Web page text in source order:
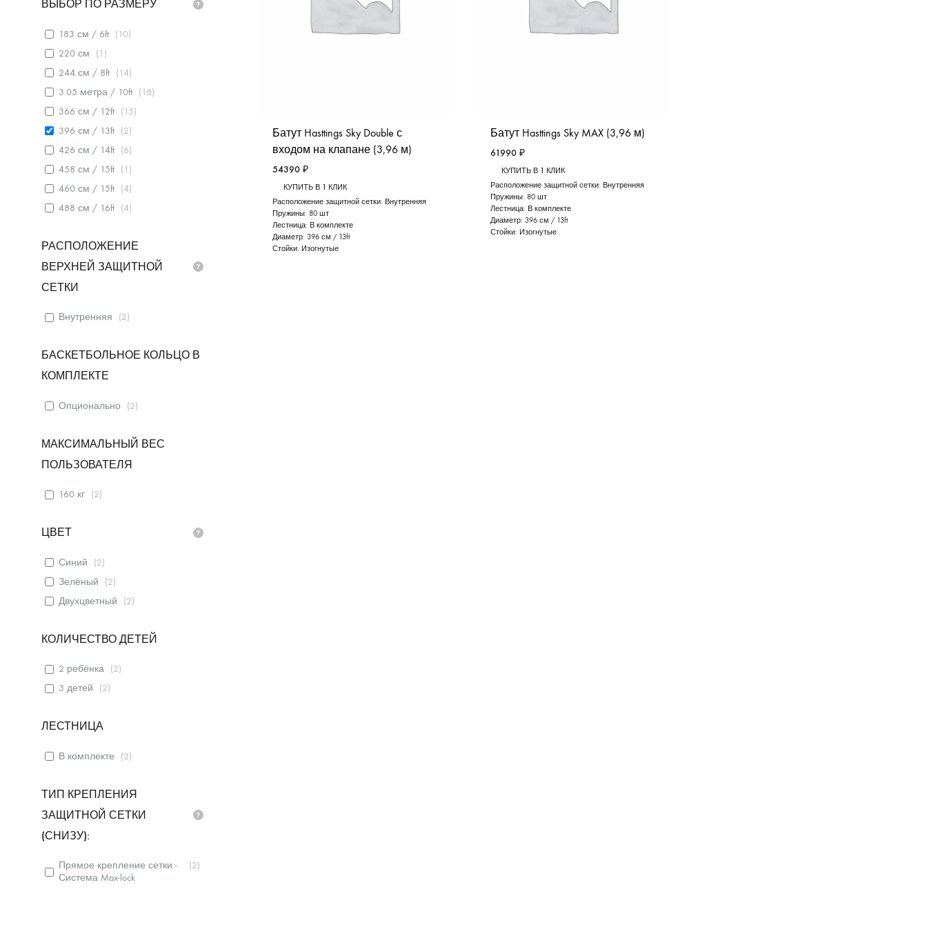
Батут Hasttings Sky Double с
входом на клапане (3,96 м)
54390 ₽
КУПИТЬ В 1 КЛИК
Расположение защитной сетки: Внутренняя
Пружины: 80 шт
Лестница: В комплекте
Диаметр: 396 см / 13ft
Стойки: Изогнутые
Батут Hasttings Sky MAX (3,96 м)
61990₽
КУПИТЬ В 1 КЛИК
Расположение защитной сетки: Внутренняя
Пружины: 80 шт
Лестница: В комплекте
Диаметр:396 см / 13ft
Стойки: Изогнутые
ВЫБОР ПО РАЗМЕРУ
183 см / 6ft (10)
220 см
(1 )
244 см / 8ft
(14)
3.05 метра / 10ft
(18)
366 см / 12ft
(15)
396 см / 13ft
(2)
426 см / 14ft
(6)
458 см / 15ft
(1 )
460 см / 15ft
(4)
488 см / 16ft
(4)
РАСПОЛОЖЕНИЕ
ВЕРХНЕЙ ЗАЩИТНОЙ
СЕТКИ
Внутренняя (2)
БАСКЕТБОЛЬНОЕ КОЛЬЦО В
КОМПЛЕКТЕ
Опционально (2)
МАКСИМАЛЬНЫЙ ВЕС
ПОЛЬЗОВАТЕЛЯ
160 кг (2)
ЦВЕТ
Синий (2)
Зелёный
(2)
Двухцветный
(2)
КОЛИЧЕСТВО ДЕТЕЙ
2 ребёнка (2)
3 детей
(2)
ЛЕСТНИЦА
В комплекте (2)
ТИП КРЕПЛЕНИЯ
ЗАЩИТНОЙ СЕТКИ
(СНИЗУ):
Прямое крепление сетки -
Система Max-lock
(2)